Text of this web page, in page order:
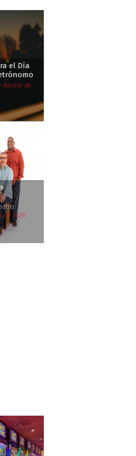
el Día
Agosto de
de 2026